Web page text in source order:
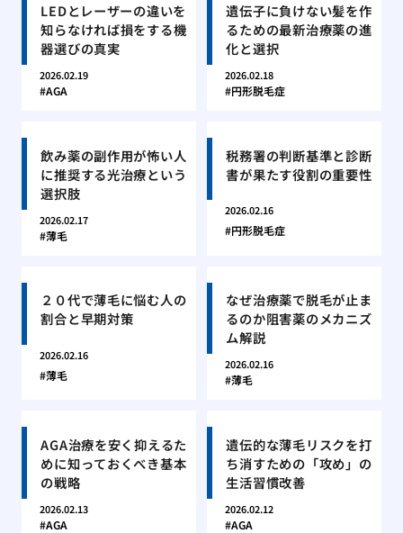
LEDとレーザーの違いを
知らなければ損をする機
器選びの真実
2026.02.19
AGA
遺伝子に負けない髪を作
るための最新治療薬の進
化と選択
2026.02.18
円形脱毛症
飲み薬の副作用が怖い人
に推奨する光治療という
選択肢
2026.02.17
薄毛
税務署の判断基準と診断
書が果たす役割の重要性
2026.02.16
円形脱毛症
２０代で薄毛に悩む人の
割合と早期対策
2026.02.16
薄毛
なぜ治療薬で脱毛が止ま
るのか阻害薬のメカニズ
ム解説
2026.02.16
薄毛
AGA治療を安く抑えるた
めに知っておくべき基本
の戦略
2026.02.13
AGA
遺伝的な薄毛リスクを打
ち消すための「攻め」の
生活習慣改善
2026.02.12
AGA